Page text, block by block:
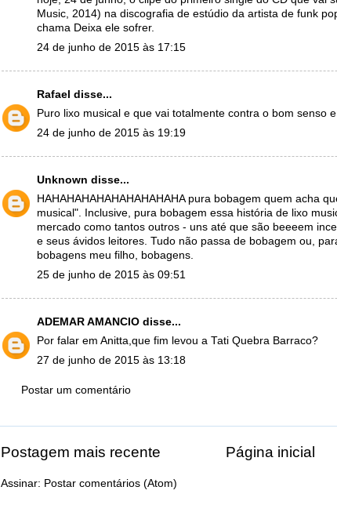
Music, 2014) na discografia de estúdio da artista de funk
chama Deixa ele sofrer.
24 de junho de 2015 às 17:15
Rafael disse...
Puro lixo musical e que vai totalmente contra o bom senso
24 de junho de 2015 às 19:19
Unknown disse...
HAHAHAHAHAHAHAHAHAHA pura bobagem quem acha
musical". Inclusive, pura bobagem essa história de lixo
mercado como tantos outros - uns até que são beeeem
e seus ávidos leitores. Tudo não passa de bobagem ou,
bobagens meu filho, bobagens.
25 de junho de 2015 às 09:51
ADEMAR AMANCIO disse...
Por falar em Anitta,que fim levou a Tati Quebra Barraco?
27 de junho de 2015 às 13:18
Postar um comentário
Postagem mais recente Página inicial
Assinar: Postar comentários (Atom)